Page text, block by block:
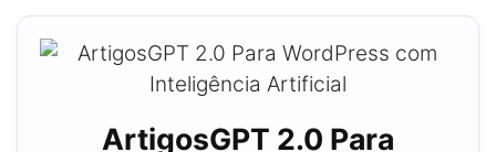
ArtigosGPT 2.0 Para